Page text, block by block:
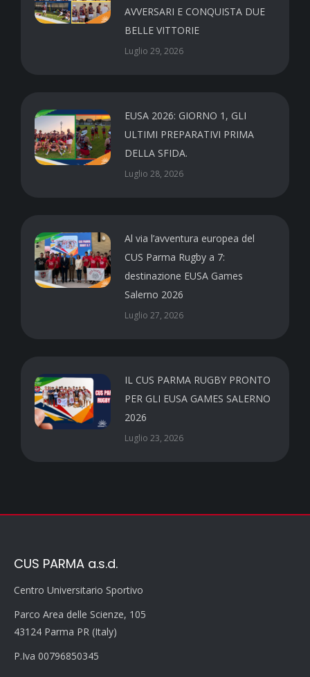
AVVERSARI E CONQUISTA DUE
BELLE VITTORIE
Luglio 29, 2026
EUSA 2026: GIORNO 1, GLI
ULTIMI PREPARATIVI PRIMA
DELLA SFIDA.
Luglio 28, 2026
Al via l’avventura europea del
CUS Parma Rugby a 7:
destinazione EUSA Games
Salerno 2026
Luglio 27, 2026
IL CUS PARMA RUGBY PRONTO
PER GLI EUSA GAMES SALERNO
2026
Luglio 23, 2026
CUS PARMA a.s.d.
Centro Universitario Sportivo
Parco Area delle Scienze, 105
43124 Parma PR (Italy)
P.Iva 00796850345